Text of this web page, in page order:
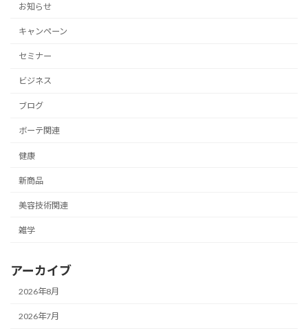
お知らせ
キャンペーン
セミナー
ビジネス
ブログ
ボーテ関連
健康
新商品
美容技術関連
雑学
アーカイブ
2026年8月
2026年7月